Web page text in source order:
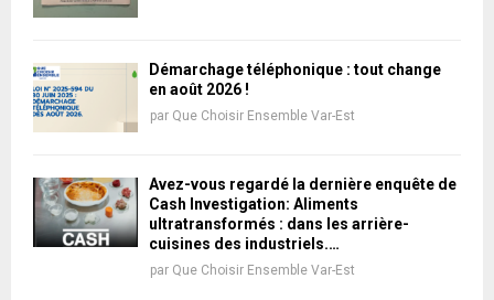
Démarchage téléphonique : tout change
en août 2026 !
par Que Choisir Ensemble Var-Est
Avez-vous regardé la dernière enquête de
Cash Investigation: Aliments
ultratransformés : dans les arrière-
cuisines des industriels.…
par Que Choisir Ensemble Var-Est